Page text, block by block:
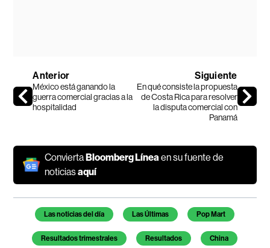
Anterior
México está ganando la
guerra comercial gracias a la
hospitalidad
Siguiente
En qué consiste la propuesta
de Costa Rica para resolver
la disputa comercial con
Panamá
ConviertaBloomberg Línea en su fuente de
noticiasaquí
Temas de este artículo
Las noticias del día Las Últimas Pop Mart
Resultados trimestrales Resultados China